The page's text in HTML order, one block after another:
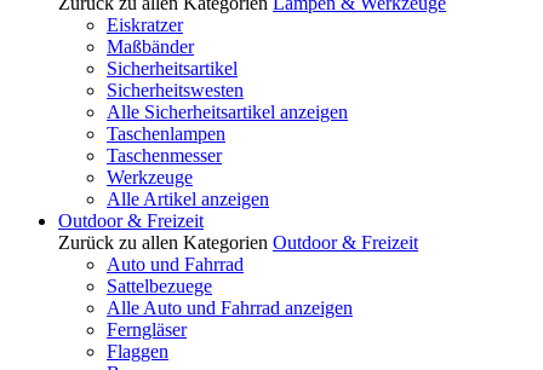
Eiskratzer
Maßbänder
Sicherheitsartikel
Sicherheitswesten
Alle Sicherheitsartikel anzeigen
Taschenlampen
Taschenmesser
Werkzeuge
Alle Artikel anzeigen
Outdoor & Freizeit
Zurück zu allen Kategorien Outdoor & Freizeit
Auto und Fahrrad
Sattelbezuege
Alle Auto und Fahrrad anzeigen
Ferngläser
Flaggen